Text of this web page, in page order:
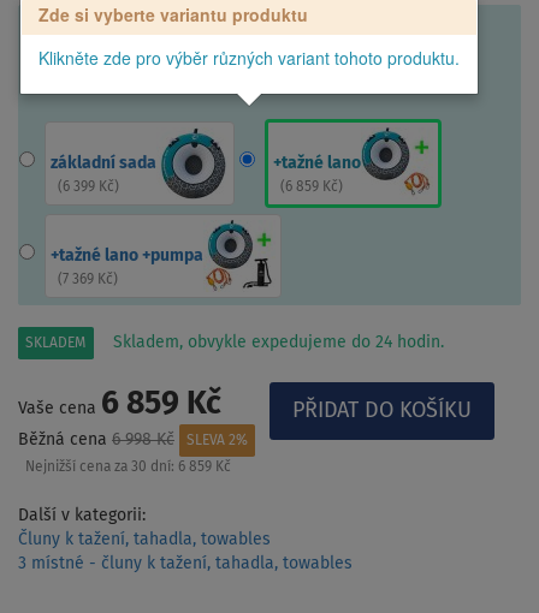
Zde si vyberte variantu produktu
Klikněte zde pro výběr různých variant tohoto produktu.
základní sada
(6 399 Kč)
+tažné lano
(6 859 Kč)
+tažné lano +pumpa
(7 369 Kč)
SKLADEM Skladem, obvykle expedujeme do 24 hodin.
Vaše cena 6 859 Kč
Běžná cena 6 998 Kč
SLEVA 2%
Nejnižší cena za 30 dní: 6 859 Kč
Další v kategorii:
Čluny k tažení, tahadla, towables
3 místné - čluny k tažení, tahadla, towables